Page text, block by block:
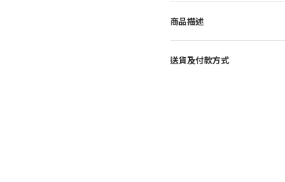
商品描述
送貨及付款方式